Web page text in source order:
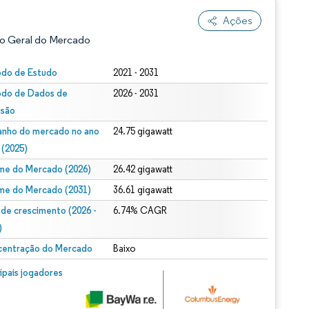
Ações
Geral do Mercado
de Estudo 2021 - 2031
de Dados de
2026 - 2031
do mercado no ano
24.75 gigawatt
do Mercado (2026) 26.42 gigawatt
do Mercado (2031) 36.61 gigawatt
de crescimento (2026 -
6.74% CAGR
do Mercado Baixo
jogadores
© Mordor Intelligence. O reuso requer atribuição conforme CC BY 4.0.
conforme CC BY 4.0.